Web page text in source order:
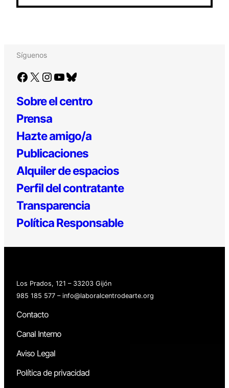
Síguenos
Facebook X Instagram YouTube Bluesky
Sobre el centro
Prensa
Hazte amigo/a
Publicaciones
Alquiler de espacios
Perfil del contratante
Transparencia
Política Responsable
Los Prados, 121 – 33203 Gijón
985 185 577 – info@laboralcentrodearte.org
Contacto
Canal Interno
Aviso Legal
Política de privacidad